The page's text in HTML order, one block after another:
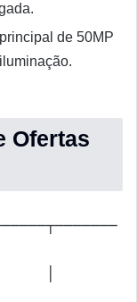
de 50MP
Ofertas
│